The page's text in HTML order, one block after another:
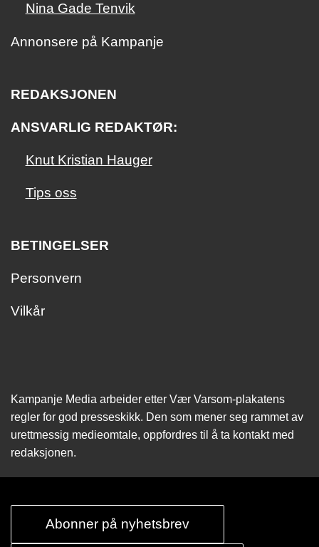
Nina Gade Tenvik
Annonsere på Kampanje
REDAKSJONEN
ANSVARLIG REDAKTØR:
Knut Kristian Hauger
Tips oss
BETINGELSER
Personvern
Vilkår
Kampanje Media arbeider etter Vær Varsom-plakatens
regler for god presseskikk. Den som mener seg rammet av
urettmessig medie­omtale, oppfordres til å ta kontakt med
redaksjonen.
Abonner på nyhetsbrev